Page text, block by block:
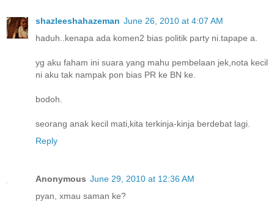
shazleeshahazeman June 26, 2010 at 4:07 AM
haduh..kenapa ada komen2 bias politik party ni.tapape a.
yg aku faham ini suara yang mahu pembelaan jek,nota kecil
ni aku tak nampak pon bias PR ke BN ke.
bodoh.
seorang anak kecil mati,kita terkinja-kinja berdebat lagi.
Reply
Anonymous June 29, 2010 at 12:36 AM
pyan, xmau saman ke?